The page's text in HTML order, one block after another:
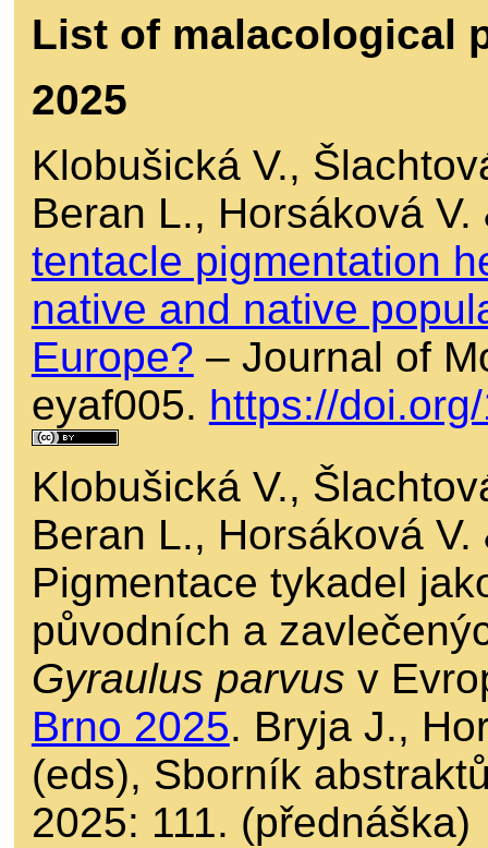
List of malacological
2025
Klobušická V.,
Beran L., Horsáková
tentacle pigmentation
native and native
Europe? – Journal of
eyaf005. https://
Klobušická V.,
Beran L., Horsáková
Pigmentace tykadel
původních a
Gyraulus parvus v
Brno 2025. Bryja J.,
(eds), Sborník
2025: 111. (přednáška)